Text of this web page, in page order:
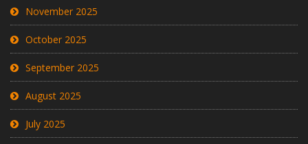
November 2025
October 2025
September 2025
August 2025
July 2025